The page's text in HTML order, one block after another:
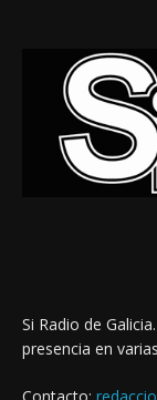
Si Radio de
presencia en